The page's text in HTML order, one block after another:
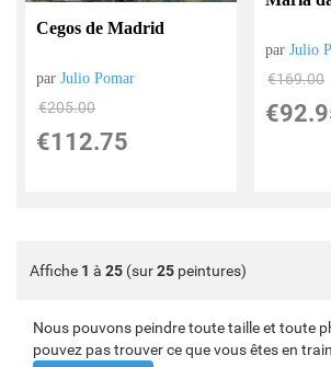
Cegos de Madrid
parJulio Pomar
€205.00
€112.75
parJulio
€169.00
€
Affiche 1 à 25 (sur25 peintures)
Nous pouvons peindre toute taille et toute
pouvez pas trouver ce que vous êtes en